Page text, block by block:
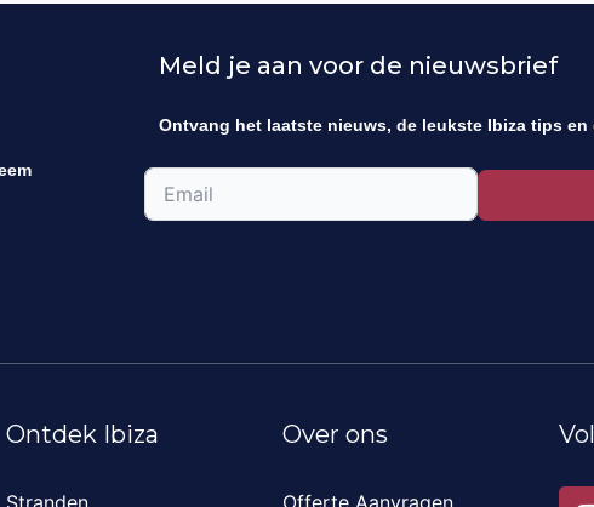
Meld je aan voor de nieuwsbrief
Ontvang het laatste nieuws, de leukste Ibiza tips
Ontdek Ibiza Over ons